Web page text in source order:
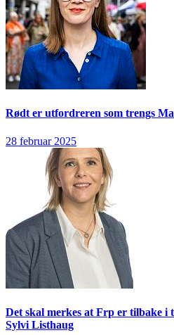
Rødt er utfordreren som trengs
28 februar 2025
Det skal merkes at Frp er tilbake i
Sylvi Listhaug